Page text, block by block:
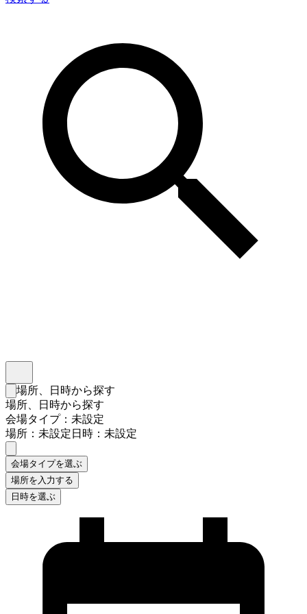
検索フォームを閉じる
場所、日時から探す
場所、日時から探す
会場タイプ：未設定
場所：未設定日時：未設定
会場タイプを選ぶ
場所を入力する
日時を選ぶ